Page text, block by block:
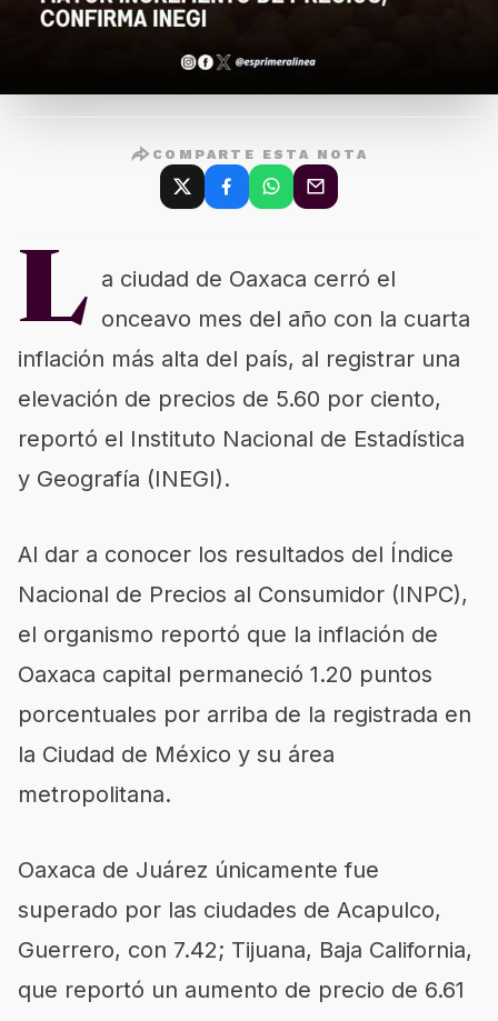
COMPARTE ESTA NOTA
L a ciudad de Oaxaca cerró el
onceavo mes del año con la cuarta
inflación más alta del país, al registrar una
elevación de precios de 5.60 por ciento,
reportó el Instituto Nacional de Estadística
y Geografía (INEGI).
Al dar a conocer los resultados del Índice
Nacional de Precios al Consumidor (INPC),
el organismo reportó que la inflación de
Oaxaca capital permaneció 1.20 puntos
porcentuales por arriba de la registrada en
la Ciudad de México y su área
metropolitana.
Oaxaca de Juárez únicamente fue
superado por las ciudades de Acapulco,
Guerrero, con 7.42; Tijuana, Baja California,
que reportó un aumento de precio de 6.61